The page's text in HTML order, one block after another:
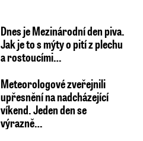
Dnes je Mezinárodní den piva.
Jak je to s mýty o pití z plechu
a rostoucími…
Meteorologové zveřejnili
upřesnění na nadcházející
víkend. Jeden den se
výrazně…